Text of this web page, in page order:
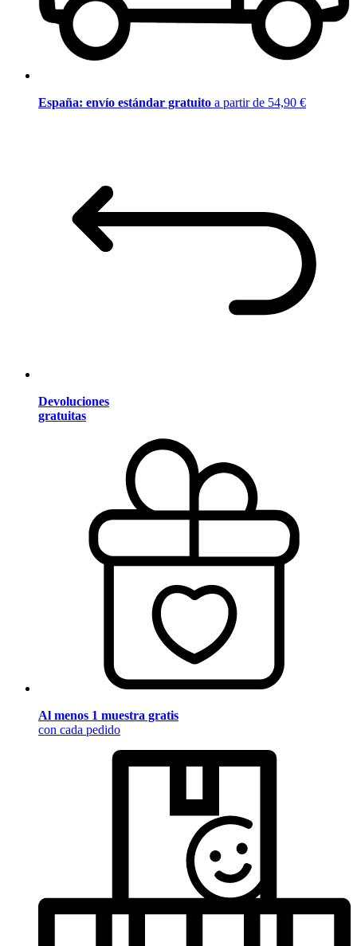
España: envío estándar gratuito a partir de 54,90 €
Devoluciones
gratuitas
Al menos 1 muestra gratis
con cada pedido